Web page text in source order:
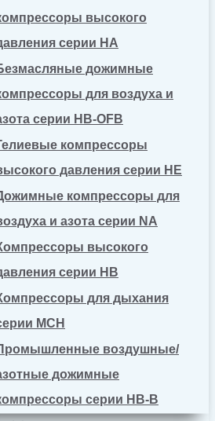
высокого
серии HA
дожимные
для воздуха и
серии HB-OFB
компрессоры
давления серии HE
компрессоры для
и азота серии NA
высокого
серии HB
для дыхания
MCH
воздушные/
дожимные
серии HB-B